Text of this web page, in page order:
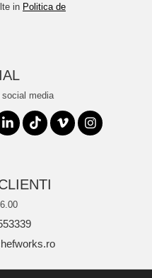
in Politica de
social media